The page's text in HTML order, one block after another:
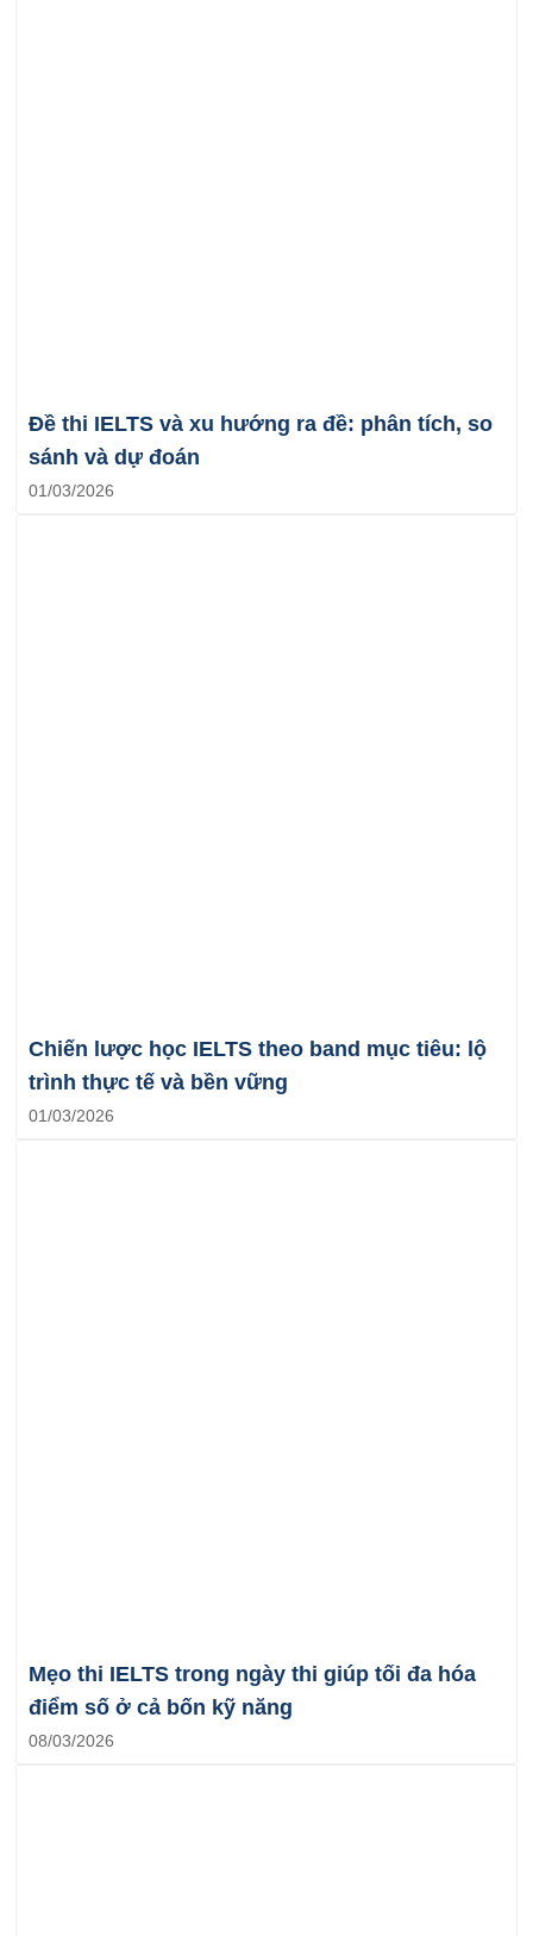
Đề thi IELTS và xu hướng ra đề: phân tích, so
sánh và dự đoán
01/03/2026
Chiến lược học IELTS theo band mục tiêu: lộ
trình thực tế và bền vững
01/03/2026
Mẹo thi IELTS trong ngày thi giúp tối đa hóa
điểm số ở cả bốn kỹ năng
08/03/2026